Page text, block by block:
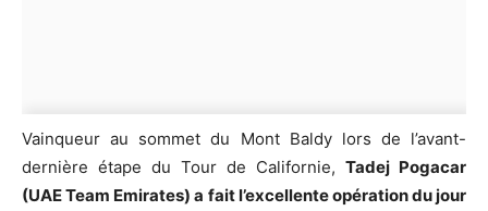
Vainqueur au sommet du Mont Baldy lors de l’avant-
dernière étape du Tour de Californie, Tadej Pogacar
(UAE Team Emirates) a fait l’excellente opération du jour